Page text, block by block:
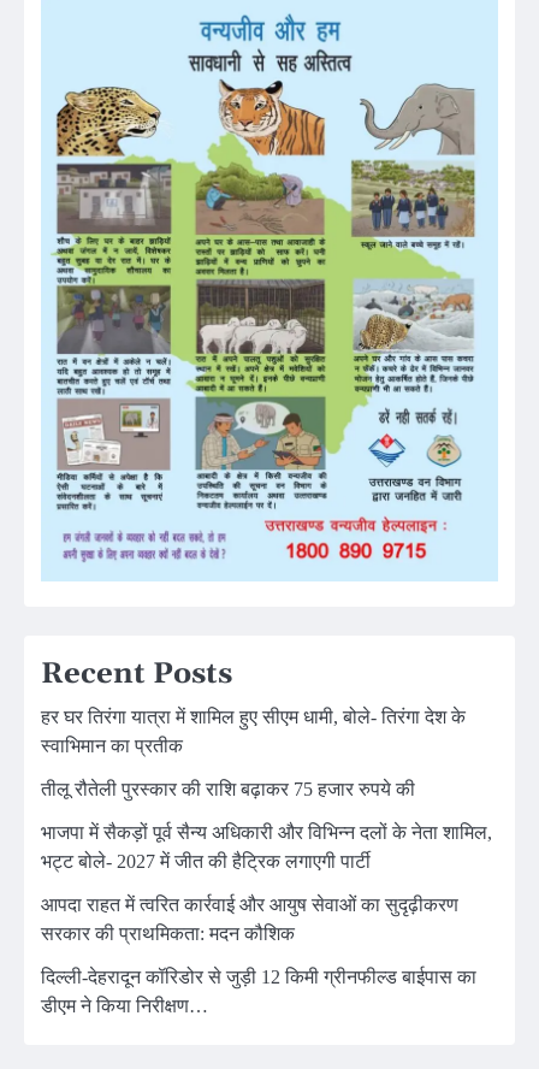
Recent Posts
हर घर तिरंगा यात्रा में शामिल हुए सीएम धामी, बोले- तिरंगा देश के
स्वाभिमान का प्रतीक
तीलू रौतेली पुरस्कार की राशि बढ़ाकर 75 हजार रुपये की
भाजपा में सैकड़ों पूर्व सैन्य अधिकारी और विभिन्न दलों के नेता शामिल,
भट्ट बोले- 2027 में जीत की हैट्रिक लगाएगी पार्टी
आपदा राहत में त्वरित कार्रवाई और आयुष सेवाओं का सुदृढ़ीकरण
सरकार की प्राथमिकता: मदन कौशिक
दिल्ली-देहरादून कॉरिडोर से जुड़ी 12 किमी ग्रीनफील्ड बाईपास का
डीएम ने किया निरीक्षण…